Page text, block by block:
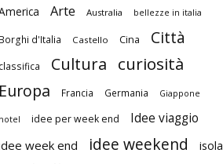
Arte Australia bellezze in italia
d'Italia Castello Cina Città
Cultura curiosità
Francia Germania Giappone
idee per week end Idee viaggio
week end idee weekend isola